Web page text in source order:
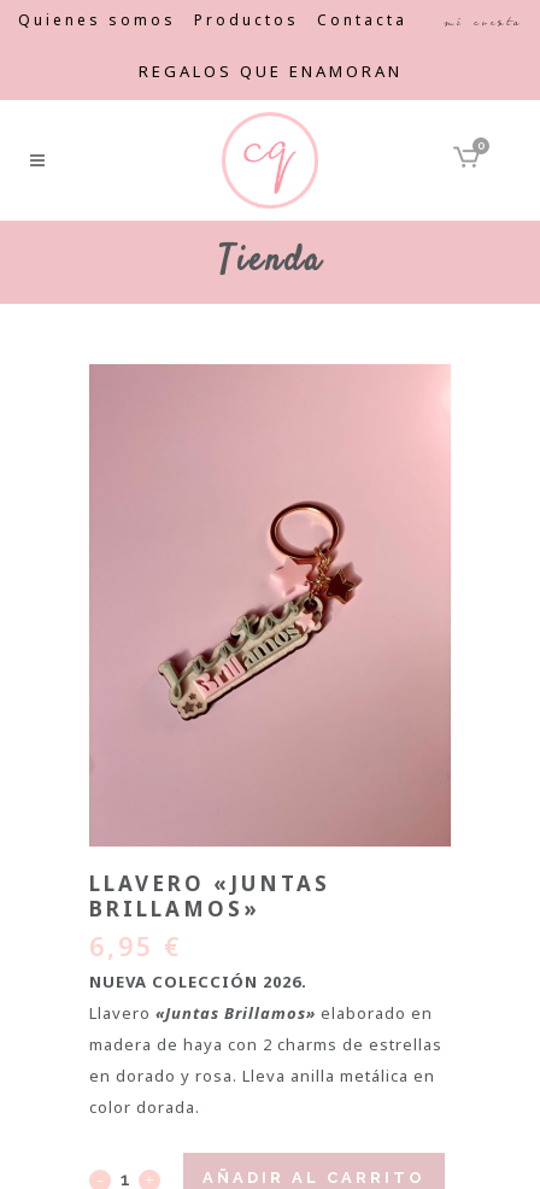
Quienes somos Productos Contacta Mi cuenta
REGALOS QUE ENAMORAN
0
Tienda
LLAVERO «JUNTAS
BRILLAMOS»
6,95 €
NUEVA COLECCIÓN 2026.
Llavero «Juntas Brillamos» elaborado en
madera de haya con 2 charms de estrellas
en dorado y rosa. Lleva anilla metálica en
color dorada.
AÑADIR AL CARRITO